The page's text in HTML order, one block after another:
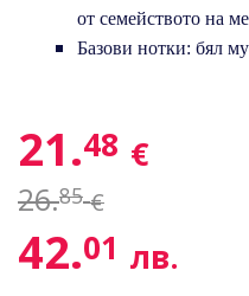
от семейството на
Базови нотки: бял
21.48 €
26.85 €
42.01 лв.